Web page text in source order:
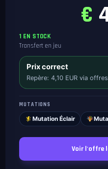
€
1 EN STOCK
Transfert en jeu
Prix correct
Repère: 4,10 EUR via
MUTATIONS
Mutation Éclair
Voir l'offre